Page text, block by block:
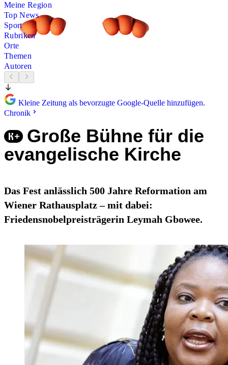
Meine Region
Top News
Sport
Rubriken
Orte
Themen
Autoren
Kleine Zeitung als bevorzugte Google-Quelle hinzufügen.
Chronik
Große Bühne für die
evangelische Kirche
Das Fest anlässlich 500 Jahre Reformation am
Wiener Rathausplatz – mit dabei:
Friedensnobelpreisträgerin Leymah Gbowee.